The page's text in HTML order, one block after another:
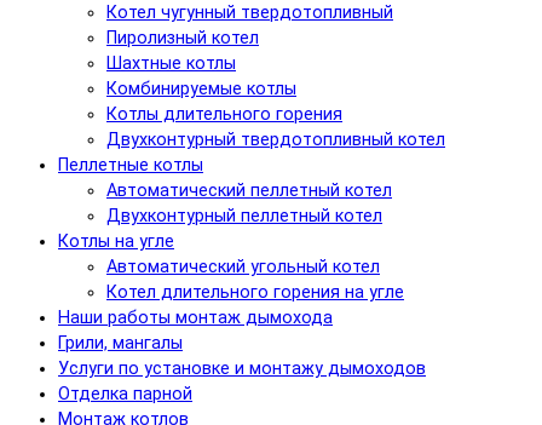
Котел чугунный твердотопливный
Пиролизный котел
Шахтные котлы
Комбинируемые котлы
Котлы длительного горения
Двухконтурный твердотопливный котел
Пеллетные котлы
Автоматический пеллетный котел
Двухконтурный пеллетный котел
Котлы на угле
Автоматический угольный котел
Котел длительного горения на угле
Наши работы монтаж дымохода
Грили, мангалы
Услуги по установке и монтажу дымоходов
Отделка парной
Монтаж котлов